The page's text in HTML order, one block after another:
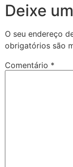
Deixe
O seu endereço
obrigatórios são
Comentário *